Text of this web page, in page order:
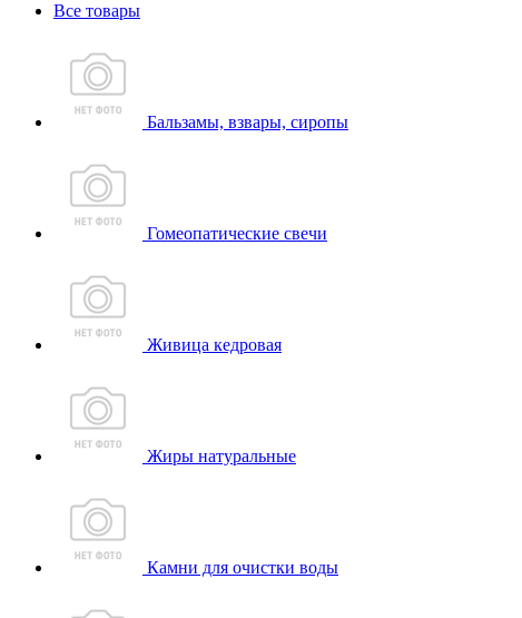
Все товары
Бальзамы, взвары, сиропы
Гомеопатические свечи
Живица кедровая
Жиры натуральные
Камни для очистки воды